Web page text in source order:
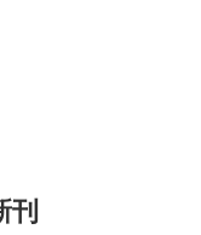
刊